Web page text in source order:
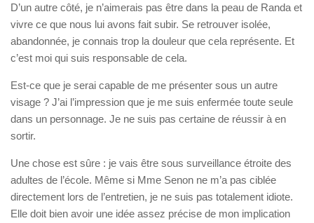
D’un autre côté, je n’aimerais pas être dans la peau de Randa et
vivre ce que nous lui avons fait subir. Se retrouver isolée,
abandonnée, je connais trop la douleur que cela représente. Et
c’est moi qui suis responsable de cela.
Est-ce que je serai capable de me présenter sous un autre
visage ? J’ai l’impression que je me suis enfermée toute seule
dans un personnage. Je ne suis pas certaine de réussir à en
sortir.
Une chose est sûre : je vais être sous surveillance étroite des
adultes de l’école. Même si Mme Senon ne m’a pas ciblée
directement lors de l’entretien, je ne suis pas totalement idiote.
Elle doit bien avoir une idée assez précise de mon implication